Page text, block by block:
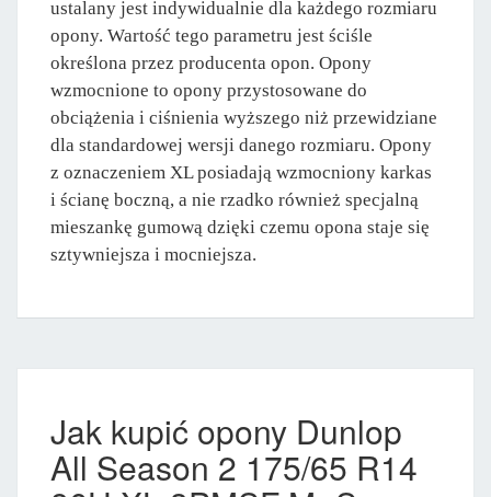
ustalany jest indywidualnie dla każdego rozmiaru
opony. Wartość tego parametru jest ściśle
określona przez producenta opon. Opony
wzmocnione to opony przystosowane do
obciążenia i ciśnienia wyższego niż przewidziane
dla standardowej wersji danego rozmiaru. Opony
z oznaczeniem XL posiadają wzmocniony karkas
i ścianę boczną, a nie rzadko również specjalną
mieszankę gumową dzięki czemu opona staje się
sztywniejsza i mocniejsza.
Jak kupić opony Dunlop
All Season 2 175/65 R14